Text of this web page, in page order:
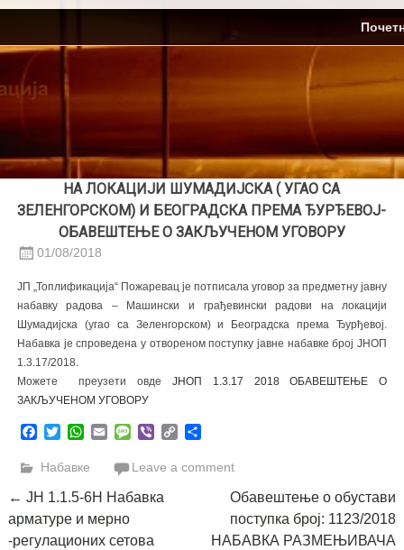
Skip
content
НА ЛОКАЦИЈИ ШУМАДИЈСКА ( УГАО СА
ЗЕЛЕНГОРСКОМ) И БЕОГРАДСКА ПРЕМА ЂУРЂЕВОЈ-
ОБАВЕШТЕЊЕ О ЗАКЉУЧЕНОМ УГОВОРУ
01/08/2018
ЈП „Топлификација“ Пожаревац је потписала уговор за предметну јавну
набавку радова – Машински и грађевински радови на локацији
Шумадијска (угао са Зеленгорском) и Београдска према Ђурђевој.
Набавка је спроведена у отвореном поступку јавне набавке број ЈНОП
1.3.17/2018.
Можете преузети овде ЈНОП 1.3.17 2018 ОБАВЕШТЕЊЕ О
ЗАКЉУЧЕНОМ УГОВОРУ
Facebook
TwitterWhatsApp
EmailMessage
ViberCopy
Набавке Leave a comment
Post
navigation
← ЈН 1.1.5-6Н Набавка
арматуре и мерно
-регулационих сетова
Обавештење о обустави
поступка број: 1123/2018
НАБАВКА РАЗМЕЊИВАЧА